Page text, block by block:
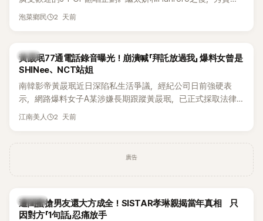
獲選為第三首翻唱歌曲的主唱，並於近期完成錄音。
泡菜鄉民 2 天前
韓星
黃晸珉77通電話錄音曝光！崩潰喊「拜託放過我」 爆料女曾是
SHINee、NCT站姐
南韓影帝黃晸珉近日深陷私生活爭議，經紀公司日前強硬表
示，網路爆料女子A某涉嫌長期跟蹤黃晸珉，已正式採取法律
行動。不過，A並未停止發聲，持續透過社群平台公開爆料，反
像團體的「站姐」，事件持續延燒。
江南美人 2 天前
廣告
K-POP
遭閨蜜搶男友還大方成全！SISTAR孝琳親揭當年真相 只
因對方「1句話」忍痛放手